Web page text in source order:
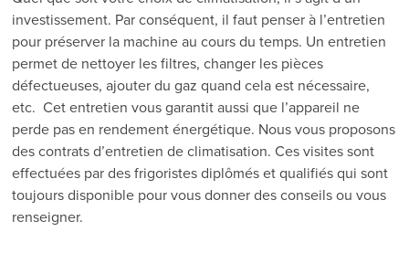
investissement. Par conséquent, il faut penser à l’entretien
pour préserver la machine au cours du temps. Un entretien
permet de nettoyer les filtres, changer les pièces
défectueuses, ajouter du gaz quand cela est nécessaire,
etc. Cet entretien vous garantit aussi que l’appareil ne
perde pas en rendement énergétique. Nous vous proposons
des contrats d’entretien de climatisation. Ces visites sont
effectuées par des frigoristes diplômés et qualifiés qui sont
toujours disponible pour vous donner des conseils ou vous
renseigner.